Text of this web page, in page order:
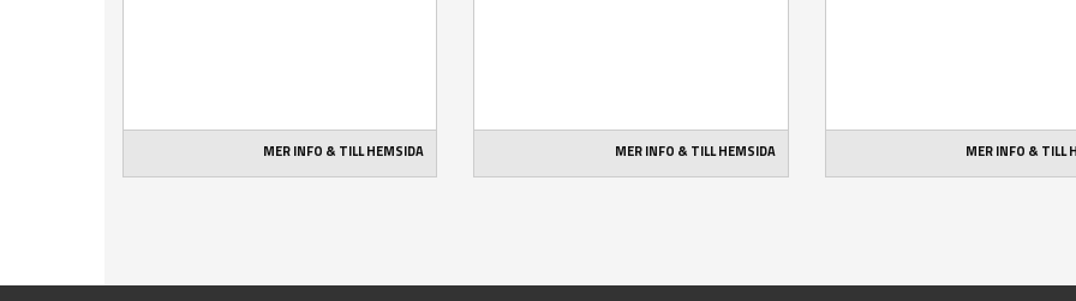
MER INFO & TILL HEMSIDA MER INFO & TILL HEMSIDA MER INFO & TILL